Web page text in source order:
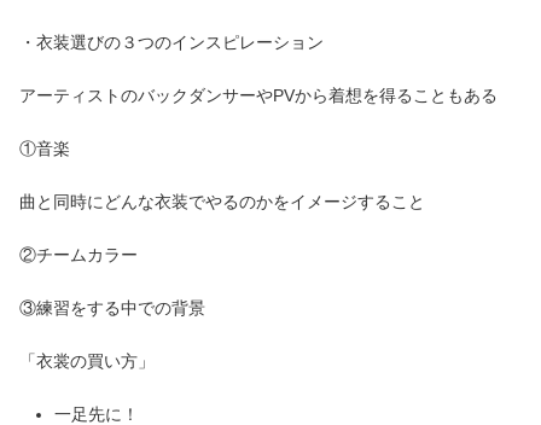
・衣装選びの３つのインスピレーション
アーティストのバックダンサーやPVから着想を得ることもある
①音楽
曲と同時にどんな衣装でやるのかをイメージすること
②チームカラー
③練習をする中での背景
「衣裳の買い方」
一足先に！